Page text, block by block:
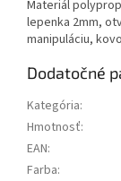
Materiál
lepenka 2mm,
manipuláciu,
Dodatočné
Kategória:
Hmotnosť:
EAN:
Farba: